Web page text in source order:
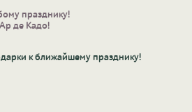
празднику!
де Кадо!
к ближайшему празднику!